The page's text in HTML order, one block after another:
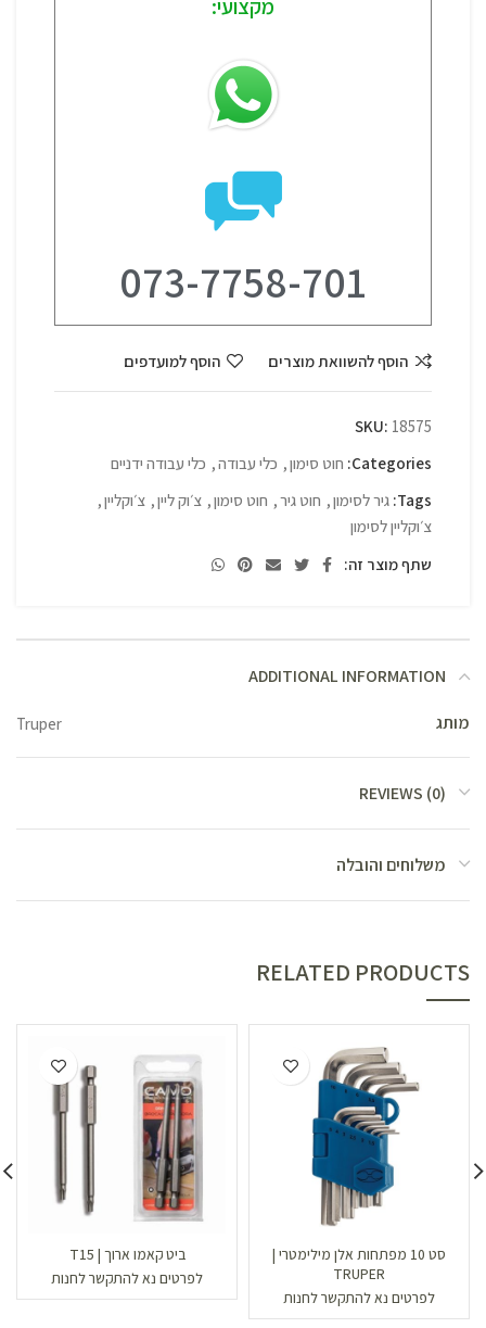
מקצועי:
073-7758-701
הוסף להשוואת מוצרים הוסף למועדפים
SKU: 18575
Categories: חוט סימון, כלי עבודה, כלי עבודה ידניים
Tags: גיר לסימון, חוט גיר, חוט סימון, צ׳וק ליין, צ׳וקליין,
צ׳וקליין לסימון
שתף מוצר זה:
ADDITIONAL INFORMATION
מותג Truper
REVIEWS (0)
משלוחים והובלה
RELATED PRODUCTS
סט 10 מפתחות אלן מילימטרי |
TRUPER
לפרטים נא להתקשר לחנות
ביט קאמו ארוך | T15
לפרטים נא להתקשר לחנות